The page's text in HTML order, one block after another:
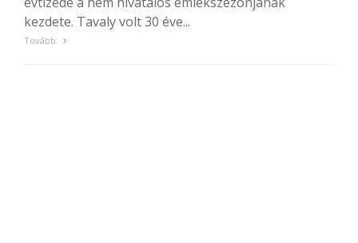
kezdete. Tavaly volt 30 éve...
Tovább